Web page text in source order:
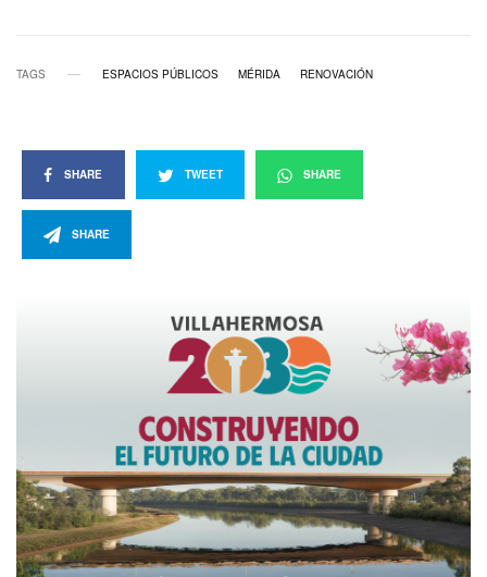
TAGS ESPACIOS PÚBLICOS MÉRIDA RENOVACIÓN
SHARE TWEET SHARE
SHARE